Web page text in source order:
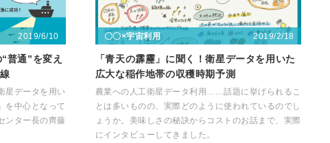
2019/6/10
通”を変え
星データを用い
を中心となって
ンター長の齊藤
〇〇×宇宙利用 2019/2/18
「青天の霹靂」に聞く！衛星データを用いた
広大な稲作地帯の収穫時期予測
農業への人工衛星データ利用……話題に挙げられるこ
とは多いものの、実際どのように使われているのでし
ょうか。美味しさの秘訣からコストのお話まで、実際
にインタビューしてきました。